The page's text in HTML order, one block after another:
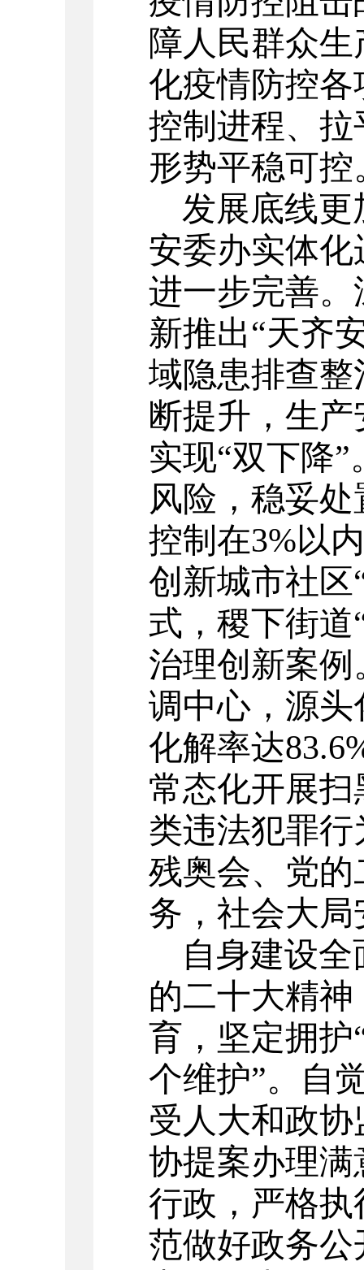
障人民群众
化疫情防控
控制进程、
形势平稳可控
发展底线更
安委办实体
进一步完善。
新推出“天齐
域隐患排查
断提升，生
实现“双下降
风险，稳妥
控制在3%以
创新城市社区
式，稷下街道
治理创新案
调中心，源
化解率达
常态化开展
类违法犯罪行
残奥会、党
务，社会大
自身建设
的二十大精
育，坚定拥护
个维护”。自
受人大和政
协提案办理满
行政，严格
范做好政务